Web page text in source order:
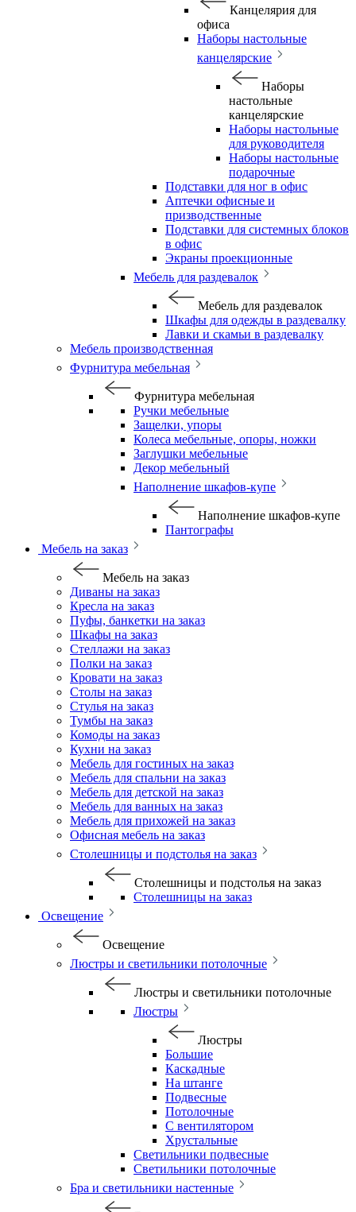
Канцелярия для
офиса
Наборы настольные
канцелярские
Наборы
настольные
канцелярские
Наборы настольные
для руководителя
Наборы настольные
подарочные
Подставки для ног в офис
Аптечки офисные и
призводственные
Подставки для системных блоков
в офис
Экраны проекционные
Мебель для раздевалок
Мебель для раздевалок
Шкафы для одежды в раздевалку
Лавки и скамьи в раздевалку
Мебель производственная
Фурнитура мебельная
Фурнитура мебельная
Ручки мебельные
Защелки, упоры
Колеса мебельные, опоры, ножки
Заглушки мебельные
Декор мебельный
Наполнение шкафов-купе
Наполнение шкафов-купе
Пантографы
Мебель на заказ
Мебель на заказ
Диваны на заказ
Кресла на заказ
Пуфы, банкетки на заказ
Шкафы на заказ
Стеллажи на заказ
Полки на заказ
Кровати на заказ
Столы на заказ
Стулья на заказ
Тумбы на заказ
Комоды на заказ
Кухни на заказ
Мебель для гостиных на заказ
Мебель для спальни на заказ
Мебель для детской на заказ
Мебель для ванных на заказ
Мебель для прихожей на заказ
Офисная мебель на заказ
Столешницы и подстолья на заказ
Столешницы и подстолья на заказ
Столешницы на заказ
Освещение
Освещение
Люстры и светильники потолочные
Люстры и светильники потолочные
Люстры
Люстры
Большие
Каскадные
На штанге
Подвесные
Потолочные
С вентилятором
Хрустальные
Светильники подвесные
Светильники потолочные
Бра и светильники настенные